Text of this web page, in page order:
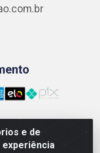
e de
Antônio Severiano